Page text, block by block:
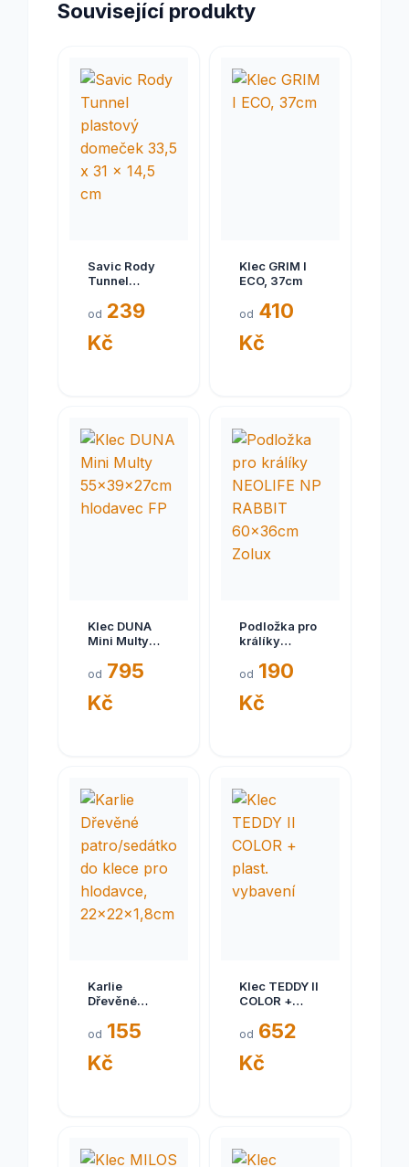
Související produkty
Savic Rody
Tunnel
domeček
14,5 cm
od 239
Kč
Klec GRIM I
ECO, 37cm
od 410
Kč
Klec DUNA
Mini Multy
hlodavec FP
od 795
Kč
Podložka pro
králíky
RABBIT
Zolux
od 190
Kč
Karlie
Dřevěné
do klece pro
22x22x1,8cm
od 155
Kč
Klec TEDDY II
COLOR +
vybavení
od 652
Kč